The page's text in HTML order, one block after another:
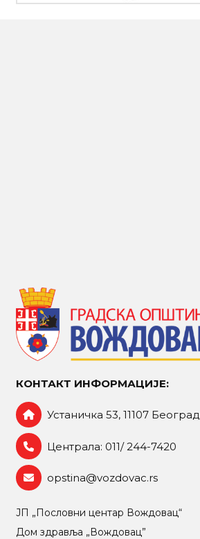
КОНТАКТ ИНФОРМАЦИЈЕ:
Устаничка 53, 11107 Београд
Централа: 011/ 244-7420
opstina@vozdovac.rs
ЈП „Пословни центар Вождовац“
Дом здравља „Вождовац”